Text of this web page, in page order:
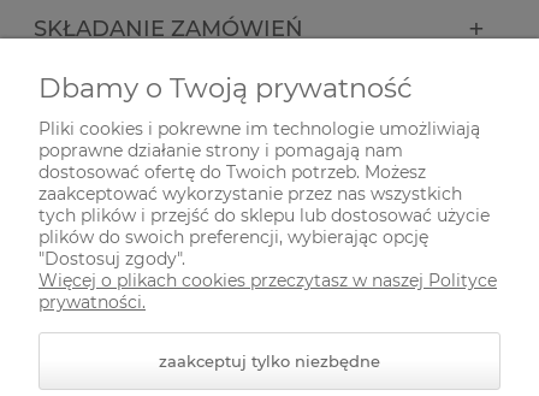
SKŁADANIE ZAMÓWIEŃ
INFORMACJE
ODWIEDŹ NAS NA
Dbamy o Twoją prywatność
Pliki cookies i pokrewne im technologie umożliwiają
poprawne działanie strony i pomagają nam
dostosować ofertę do Twoich potrzeb. Możesz
zaakceptować wykorzystanie przez nas wszystkich
tych plików i przejść do sklepu lub dostosować użycie
plików do swoich preferencji, wybierając opcję
"Dostosuj zgody".
Więcej o plikach cookies przeczytasz w naszej Polityce
prywatności.
zaakceptuj tylko niezbędne